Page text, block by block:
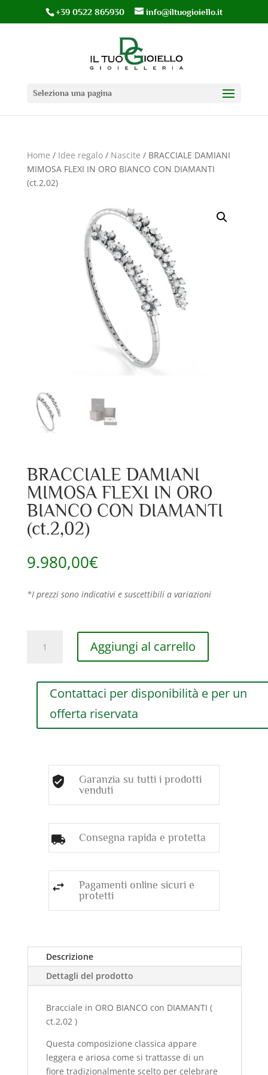
+39 0522 865930 info@iltuogioiello.it
Seleziona una pagina
Home / Idee regalo/ Nascite / BRACCIALE DAMIANI
MIMOSA FLEXI IN ORO BIANCO CON DIAMANTI
(ct.2,02)
BRACCIALE DAMIANI
MIMOSA FLEXI IN ORO
BIANCO CON DIAMANTI
(ct.2,02)
9.980,00€
*I prezzi sono indicativi e suscettibili a variazioni
DAMIANI
BIANCO
quantità
Aggiungi al carrello
Contattaci per disponibilità e per un
offerta riservata
Garanzia su tutti i prodotti
venduti
Consegna rapida e protetta
Pagamenti online sicuri e
protetti
Descrizione
Dettagli del prodotto
Bracciale in ORO BIANCO con DIAMANTI (
ct.2,02 )
Questa composizione classica appare
leggera e ariosa come si trattasse di un
fiore tradizionalmente scelto per celebrare